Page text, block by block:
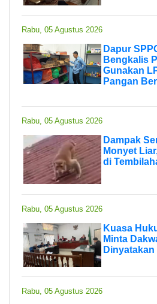
Rabu, 05 Agustus 2026
Dapur
Bengkalis
Gunakan
Pangan
Rabu, 05 Agustus 2026
Dampak
Monyet
di
Rabu, 05 Agustus 2026
Kuasa
Minta
Rabu, 05 Agustus 2026